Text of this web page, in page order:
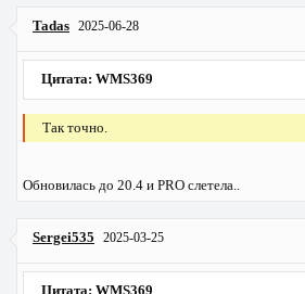
Tadas 2025-06-28
Цитата: WMS369
Так точно.
Обновилась до 20.4 и PRO слетела..
Sergei535 2025-03-25
Цитата: WMS369